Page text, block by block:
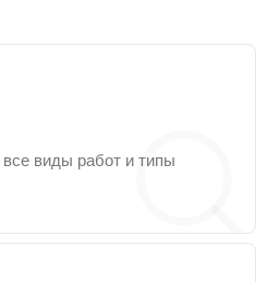
виды работ и типы